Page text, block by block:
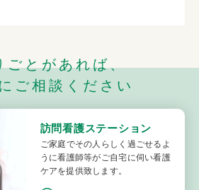
ごとがあれば、
ご相談ください
訪問看護ステーション
ご家庭でその人らしく過ごせるよ
うに看護師等がご自宅に伺い看護
ケアを提供致します。